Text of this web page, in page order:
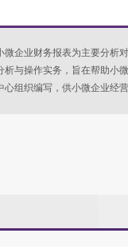
微企业财务报表为主要分析
与操作实务，旨在帮助小
织编写，供小微企业经